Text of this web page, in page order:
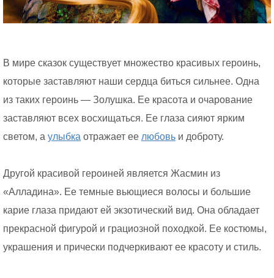
В мире сказок существует множество красивых героинь,
которые заставляют наши сердца биться сильнее. Одна
из таких героинь — Золушка. Ее красота и очарование
заставляют всех восхищаться. Ее глаза сияют ярким
светом, а улыбка отражает ее любовь и доброту.
Другой красивой героиней является Жасмин из
«Алладина». Ее темные вьющиеся волосы и большие
карие глаза придают ей экзотический вид. Она обладает
прекрасной фигурой и грациозной походкой. Ее костюмы,
украшения и прически подчеркивают ее красоту и стиль.